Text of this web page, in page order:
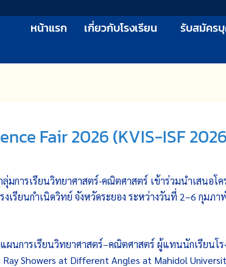
หน้าแรก เกี่ยวกับโรงเรียน รับสมัคร
Fair 2026 (KVIS-ISF
การเรียนวิทยาศาสตร์-คณิตศาสตร์ เข้าร่วมนำเสนอโ
งเรียนกำเนิดวิทย์ จังหวัดระยอง ระหว่างวันที่ 2–6 กุ
การเรียนวิทยาศาสตร์–คณิตศาสตร์ ผู้แทนนักเรียนโร
Showers at Different Angles at Mahidol